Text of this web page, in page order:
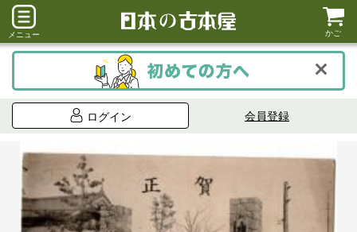
メニュー かご
ログイン 会員登録